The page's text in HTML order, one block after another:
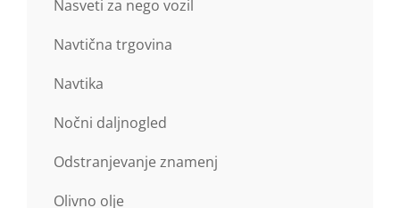
Nasveti za nego vozil
Navtična trgovina
Navtika
Nočni daljnogled
Odstranjevanje znamenj
Olivno olje